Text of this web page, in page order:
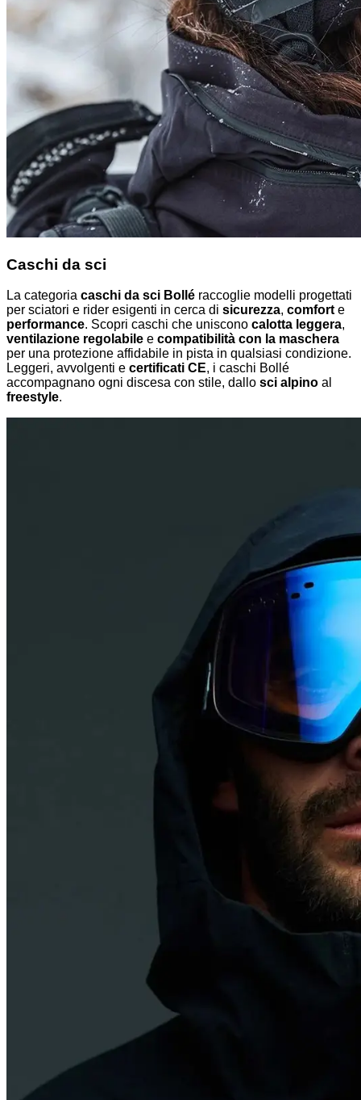
Caschi da sci
La categoria caschi da sci Bollé raccoglie modelli progettati
per sciatori e rider esigenti in cerca di sicurezza, comfort e
performance. Scopri caschi che uniscono calotta leggera,
ventilazione regolabile e compatibilità con la maschera
per una protezione affidabile in pista in qualsiasi condizione.
Leggeri, avvolgenti e certificati CE, i caschi Bollé
accompagnano ogni discesa con stile, dallo sci alpino al
freestyle.